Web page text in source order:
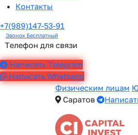
Контакты
+7(989)147-53-91
Звонок Бесплатный
Телефон для связи
Написать Telegram
Написать Whatsapp
Физическим лицам
Саратов